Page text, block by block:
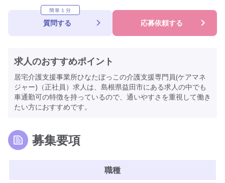
簡単１分
質問する 応募依頼する
求人のおすすめポイント
居宅介護支援事業所ひなたぼっこの介護支援専門員(ケアマネ
ジャー)（正社員）求人は、島根県益田市にある求人の中でも
車通勤可の特徴を持っているので、通いやすさを重視して働き
たい方におすすめです。
募集要項
職種